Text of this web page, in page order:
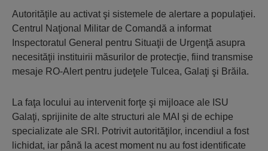
Autorităţile au activat şi sistemele de alertare a populaţiei.
Centrul Naţional Militar de Comandă a informat
Inspectoratul General pentru Situaţii de Urgenţă asupra
necesităţii instituirii măsurilor de protecţie, fiind transmise
mesaje RO-Alert pentru judeţele Tulcea, Galaţi şi Brăila.
La faţa locului au intervenit forţe şi mijloace ale ISU
Galaţi, sprijinite de alte structuri ale MAI şi de echipe
specializate ale SRI. Potrivit autorităţilor, incendiul a fost
lichidat, iar până la acest moment nu au fost identificate